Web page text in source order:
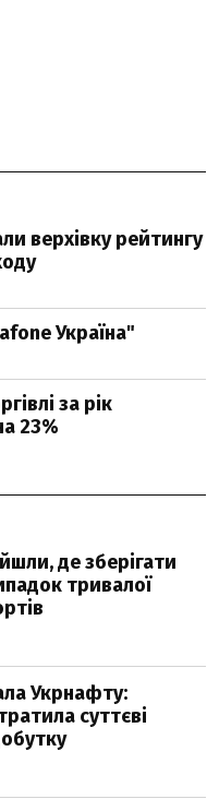
верхівку рейтингу
Україна"
за рік
23%
де зберігати
тривалої
Укрнафту:
суттєві